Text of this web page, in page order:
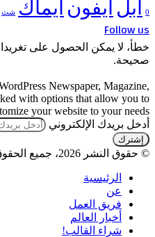
0 آبل آيفون آيماك شث
Follow us
خطأ، لا يمكن الحصول على
صحيحة.
Newspaper, Magazine,
with options that allow you to
your website to your needs.
أدخل بريدك الإلكتروني
© حقوق النشر 2026، جميع الحقوق محفوظة |
الرئيسية
عن
فريق العمل
أخبار العالم
شراء القالب!